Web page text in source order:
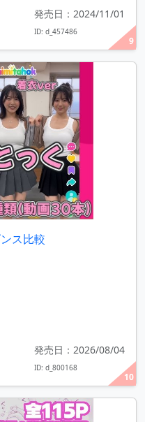
9
発売日：2024/11/01
ID: d_457486
10
ス比較
発売日：2026/08/04
ID: d_800168